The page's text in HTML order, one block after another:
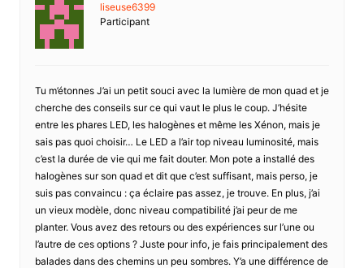
liseuse6399
Participant
Tu m’étonnes J’ai un petit souci avec la lumière de mon quad et je
cherche des conseils sur ce qui vaut le plus le coup. J’hésite
entre les phares LED, les halogènes et même les Xénon, mais je
sais pas quoi choisir… Le LED a l’air top niveau luminosité, mais
c’est la durée de vie qui me fait douter. Mon pote a installé des
halogènes sur son quad et dit que c’est suffisant, mais perso, je
suis pas convaincu : ça éclaire pas assez, je trouve. En plus, j’ai
un vieux modèle, donc niveau compatibilité j’ai peur de me
planter. Vous avez des retours ou des expériences sur l’une ou
l’autre de ces options ? Juste pour info, je fais principalement des
balades dans des chemins un peu sombres. Y’a une différence de